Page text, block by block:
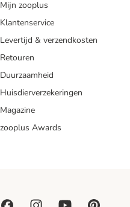
Mijn zooplus
Klantenservice
Levertijd & verzendkosten
Retouren
Duurzaamheid
Huisdierverzekeringen
Magazine
zooplus Awards